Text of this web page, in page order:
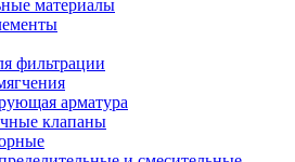
материалы
фильтрации
арматура
клапаны